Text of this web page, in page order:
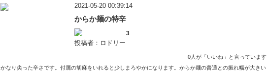
2021-05-20 00:39:14
からか麺の特辛
3
投稿者：ロドリー
0人が「いいね」と言っています
かなり尖った辛さです。付属の胡麻をいれると少しまろやかになります。からか麺の普通との振れ幅が大きい